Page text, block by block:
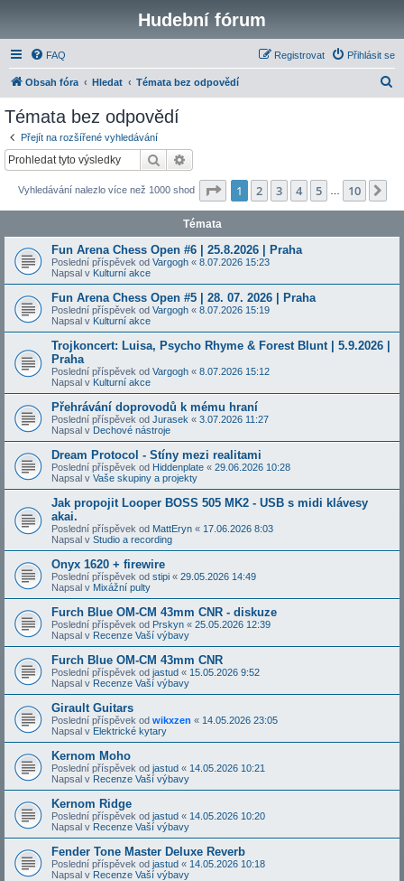
Hudební fórum
FAQ Přihlásit se
Registrovat
Obsah fóra Hledat Témata bez odpovědí
Témata bez odpovědí
Přejít na rozšířené vyhledávání
Hledat
Vyhledávání nalezlo více než 1000 shod Stránka z 10
1 2 3 4 5 10
Témata
Fun Arena Chess Open #6 | 25.8.2026 | Praha
Poslední příspěvek od Vargogh « 8.07.2026 15:23
Napsal v Kulturní akce
Fun Arena Chess Open #5 | 28. 07. 2026 | Praha
Poslední příspěvek od Vargogh « 8.07.2026 15:19
Napsal v Kulturní akce
Trojkoncert: Luisa, Psycho Rhyme & Forest Blunt | 5.9.2026 |
Praha
Poslední příspěvek od Vargogh « 8.07.2026 15:12
Napsal v Kulturní akce
Přehrávání doprovodů k mému hraní
Poslední příspěvek od Jurasek « 3.07.2026 11:27
Napsal v Dechové nástroje
Dream Protocol - Stíny mezi realitami
Poslední příspěvek od Hiddenplate « 29.06.2026 10:28
Napsal v Vaše skupiny a projekty
Jak propojit Looper BOSS 505 MK2 - USB s midi klávesy
akai.
Poslední příspěvek od MattEryn « 17.06.2026 8:03
Napsal v Studio a recording
Onyx 1620 + firewire
Poslední příspěvek od stipi « 29.05.2026 14:49
Napsal v Mixážní pulty
Furch Blue OM-CM 43mm CNR - diskuze
Poslední příspěvek od Prskyn « 25.05.2026 12:39
Napsal v Recenze Vaší výbavy
Furch Blue OM-CM 43mm CNR
Poslední příspěvek od jastud « 15.05.2026 9:52
Napsal v Recenze Vaší výbavy
Girault Guitars
Poslední příspěvek od wikxzen « 14.05.2026 23:05
Napsal v Elektrické kytary
Kernom Moho
Poslední příspěvek od jastud « 14.05.2026 10:21
Napsal v Recenze Vaší výbavy
Kernom Ridge
Poslední příspěvek od jastud « 14.05.2026 10:20
Napsal v Recenze Vaší výbavy
Fender Tone Master Deluxe Reverb
Poslední příspěvek od jastud « 14.05.2026 10:18
Napsal v Recenze Vaší výbavy